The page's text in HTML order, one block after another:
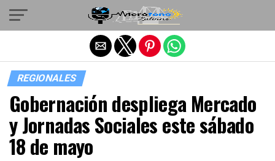
REGIONALES
Gobernación despliega Mercado
y Jornadas Sociales este sábado
18 de mayo
Salir de la versión móvil